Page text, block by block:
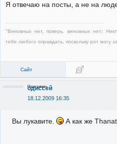
Я отвечаю на посты, а не на
"Виновных нет, поверь, виновных нет:
тебе любого оправдать, поскольку рот могу
Сайт
одиссей
18.12.2009 16:35
Неактивен
Вы лукавите. А как же